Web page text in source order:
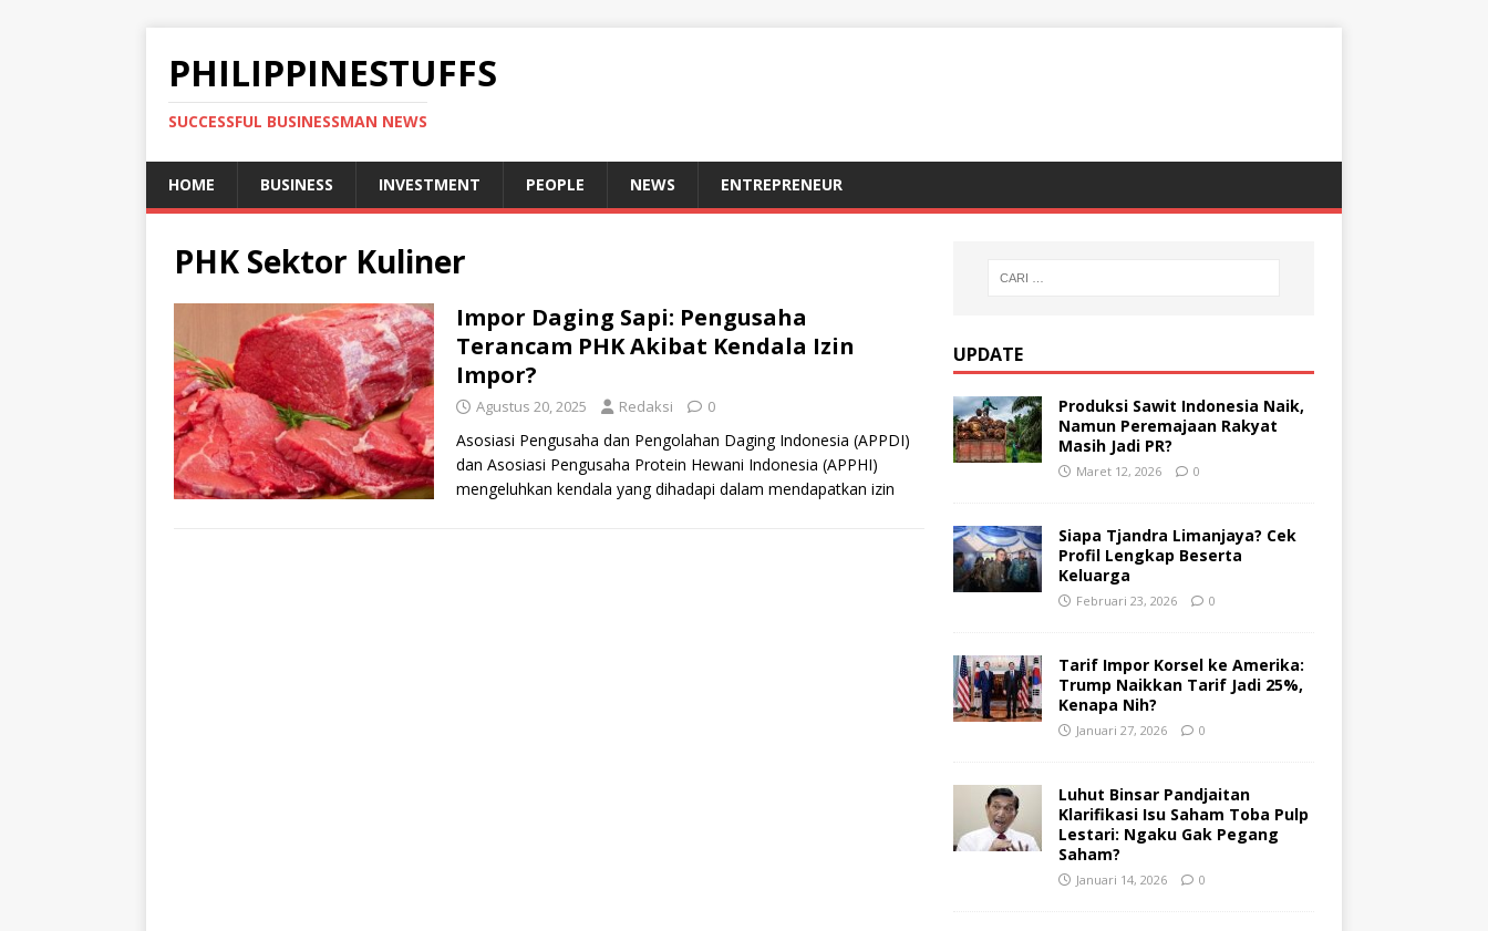
PHILIPPINESTUFFS
SUCCESSFUL BUSINESSMAN NEWS
HOME BUSINESS INVESTMENT PEOPLE NEWS ENTREPRENEUR
PHK Sektor Kuliner
Impor Daging Sapi: Pengusaha
Terancam PHK Akibat Kendala Izin
Impor?
Agustus 20, 2025 Redaksi 0
Asosiasi Pengusaha dan Pengolahan Daging Indonesia (APPDI)
dan Asosiasi Pengusaha Protein Hewani Indonesia (APPHI)
mengeluhkan kendala yang dihadapi dalam mendapatkan izin
UPDATE
Produksi Sawit Indonesia Naik,
Namun Peremajaan Rakyat
Masih Jadi PR?
Maret 12, 2026 0
Siapa Tjandra Limanjaya? Cek
Profil Lengkap Beserta
Keluarga
Februari 23, 2026 0
Tarif Impor Korsel ke Amerika:
Trump Naikkan Tarif Jadi 25%,
Kenapa Nih?
Januari 27, 2026 0
Luhut Binsar Pandjaitan
Klarifikasi Isu Saham Toba Pulp
Lestari: Ngaku Gak Pegang
Saham?
Januari 14, 2026 0